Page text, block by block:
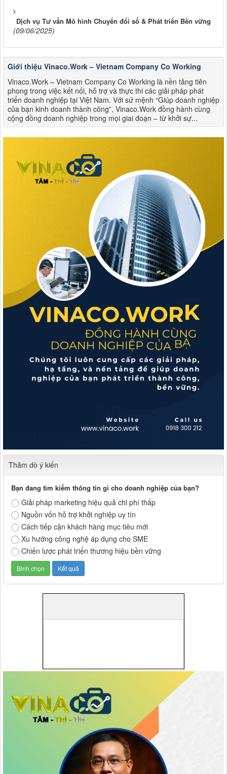
Dịch vụ Tư vấn Mô hình Chuyển đổi số & Phát triển Bền vững
(09/06/2025)
Giới thiệu Vinaco.Work – Vietnam Company Co Working
Vinaco.Work – Vietnam Company Co Working là nền tảng tiên
phong trong việc kết nối, hỗ trợ và thực thi các giải pháp phát
triển doanh nghiệp tại Việt Nam. Với sứ mệnh “Giúp doanh nghiệp
của bạn kinh doanh thành công”, Vinaco.Work đồng hành cùng
cộng đồng doanh nghiệp trong mọi giai đoạn – từ khởi sự...
Thăm dò ý kiến
Bạn đang tìm kiếm thông tin gì cho doanh nghiệp của bạn?
Giải pháp marketing hiệu quả chi phí thấp
Nguồn vốn hỗ trợ khởi nghiệp uy tín
Cách tiếp cận khách hàng mục tiêu mới
Xu hướng công nghệ áp dụng cho SME
Chiến lược phát triển thương hiệu bền vững